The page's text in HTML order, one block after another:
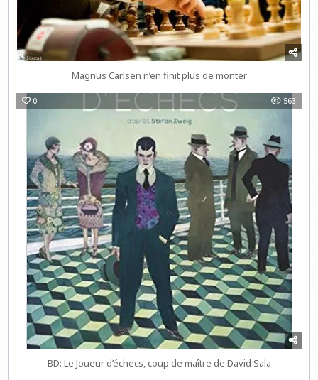
Magnus Carlsen n’en finit plus de monter
0 563
BD: Le Joueur d’échecs, coup de maître de David Sala